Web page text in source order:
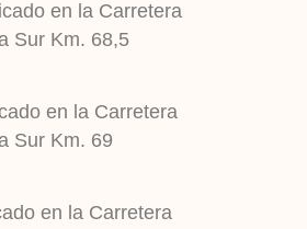
en la Carretera
Sur Km. 68,5
en la Carretera
Sur Km. 69
en la Carretera